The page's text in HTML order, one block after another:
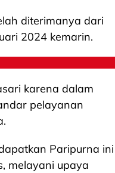
diterimanya dari
2024 kemarin.
karena dalam
pelayanan
Paripurna ini
melayani upaya